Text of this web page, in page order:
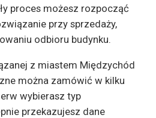
proces możesz rozpocząć
przy sprzedaży,
odbioru budynku.
z miastem Międzychód
można zamówić w kilku
wybierasz typ
przekazujesz dane